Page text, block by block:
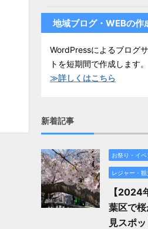
地域ブログ・WEBの作
WordPressによるブログ
トを短期間で作成します。
≫詳しくはこちら
新着記事
お祭り・イ
レジャー・観
【2024
葉区で
見スポ